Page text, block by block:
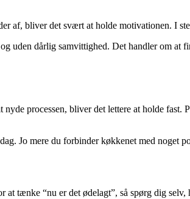
af, bliver det svært at holde motivationen. I
uden dårlig samvittighed. Det handler om
processen, bliver det lettere at holde fast.
Jo mere du forbinder køkkenet med noget
tænke “nu er det ødelagt”, så spørg dig